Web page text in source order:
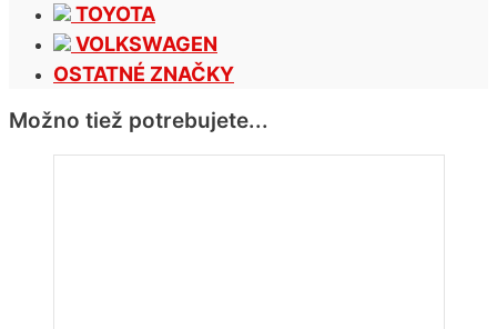
TOYOTA
VOLKSWAGEN
OSTATNÉ ZNAČKY
Možno tiež potrebujete...